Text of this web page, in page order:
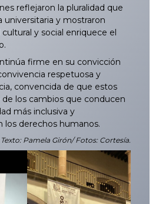
reflejaron la pluralidad que
universitaria y mostraron
y social enriquece el
firme en su convicción
respetuosa y
convencida de que estos
de los cambios que conducen
más inclusiva y
derechos humanos.
Texto: Pamela Girón/ Fotos: Cortesía.